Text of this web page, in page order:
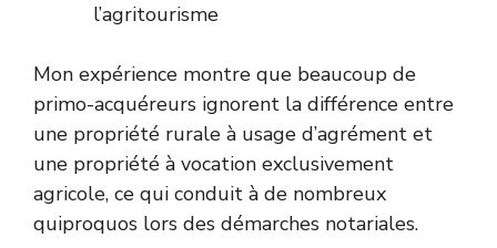
l’agritourisme
Mon expérience montre que beaucoup de
primo-acquéreurs ignorent la différence entre
une propriété rurale à usage d’agrément et
une propriété à vocation exclusivement
agricole, ce qui conduit à de nombreux
quiproquos lors des démarches notariales.